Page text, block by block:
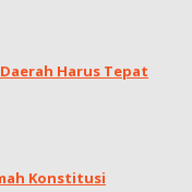
Harus Tepat
Konstitusi